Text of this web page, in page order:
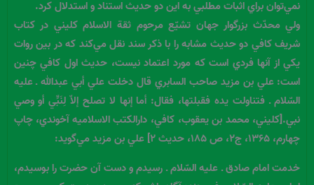
نمي‌توان براي اثبات مطلبي به اين دو حديث استناد و استدلال كرد.
ولي محدّث بزرگوار جهان تشيّع مرحوم ثقة الاسلام كليني در كتاب
شريف كافي دو حديث مشابه را با ذكر سند نقل مي‌كند كه در بين روات
يكي از آنها فردي است كه مورد اعتماد نيست، حديث اول كافي چنين
است: علي بن مزيد صاحب السابري قال دخلت علي أبي عبدالله ـ عليه
السّلام ـ فتناولت يده فقبلتها، فقال: أما إنها لا تصلح إلاّ لِنَبٍّي أو وصي
نبي.[کليني، محمد بن يعقوب، كافي، دارالكتب الاسلاميه آخوندي، چاپ
چهارم، ۱۳۶۵، ج۲، ص ۱۸۵، حديث ۲] علي بن مزيد مي‌گويد:
خدمت امام صادق ـ عليه السّلام ـ رسيدم و دست آن حضرت را بوسيدم،